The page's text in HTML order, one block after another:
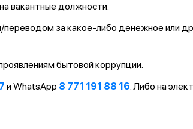
вакантные должности.
за какое-либо денежное или
бытовой коррупции.
и WhatsApp 8 771 191 88 16. Либо на